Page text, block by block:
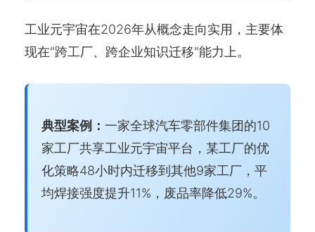
工业元宇宙在2026年从概念走向实用，主要体
现在"跨工厂、跨企业知识迁移"能力上。
典型案例： 一家全球汽车零部件集团的10
家工厂共享工业元宇宙平台，某工厂的优
化策略48小时内迁移到其他9家工厂，平
均焊接强度提升11%，废品率降低29%。